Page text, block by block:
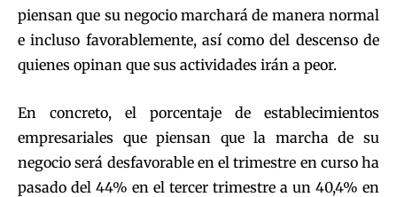
piensan que su negocio marchará de manera normal
e incluso favorablemente, así como del descenso de
quienes opinan que sus actividades irán a peor.
En concreto, el porcentaje de establecimientos
empresariales que piensan que la marcha de su
negocio será desfavorable en el trimestre en curso ha
pasado del 44% en el tercer trimestre a un 40,4% en